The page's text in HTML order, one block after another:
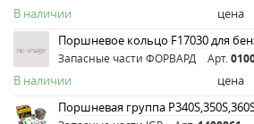
В наличии цена
Поршневое кольцо F17030 для
Запасные части ФОРВАРД Арт.
В наличии цена
Поршневая группа